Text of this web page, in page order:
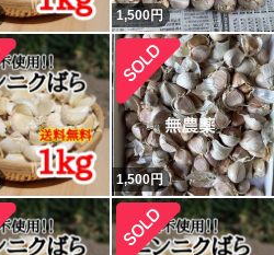
1,500円
1,500円